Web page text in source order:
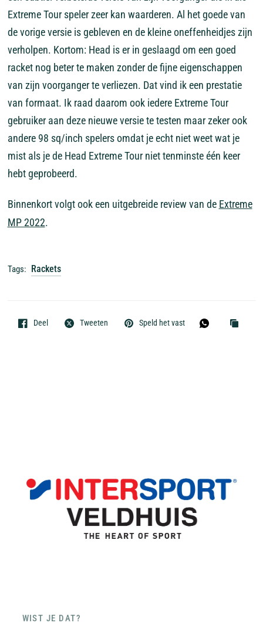
Extreme Tour speler zeer kan waarderen. Al het goede van
de vorige versie is gebleven en de kleine oneffenheidjes zijn
verholpen. Kortom: Head is er in geslaagd om een goed
racket nog beter te maken zonder de fijne eigenschappen
van zijn voorganger te verliezen. Dat vind ik een prestatie
van formaat. Ik raad daarom ook iedere Extreme Tour
gebruiker aan deze nieuwe versie te testen maar zeker ook
andere 98 sq/inch spelers omdat je echt niet weet wat je
mist als je de Head Extreme Tour niet tenminste één keer
hebt geprobeerd.
Binnenkort volgt ook een uitgebreide review van de Extreme
MP 2022.
Tags: Rackets
Deel Tweeten Speld het vast
WIST JE DAT?